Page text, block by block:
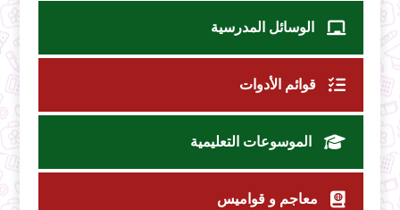
الوسائل المدرسية
قوائم الأدوات
الموسوعات التعليمية
معاجم و قواميس